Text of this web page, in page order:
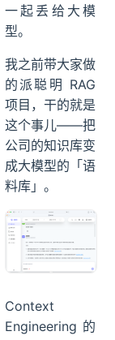
一起丢给大模
型。
我之前带大家做
的派聪明 RAG
项目，干的就是
这个事儿——把
公司的知识库变
成大模型的「语
料库」。
Context
Engineering 的